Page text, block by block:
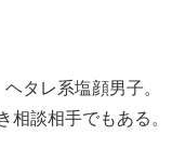
タレ系塩顔男子。
相談相手でもある。